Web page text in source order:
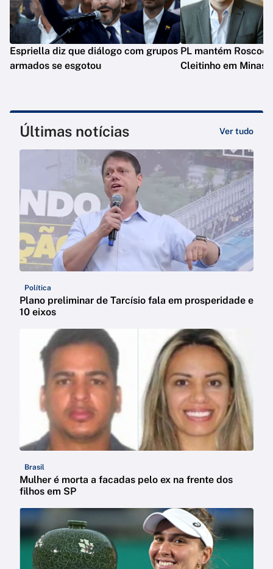
Espriella diz que diálogo com grupos
armados se esgotou
PL mantém Roscoe
Cleitinho em Minas
Últimas notícias Ver tudo
Política
Plano preliminar de Tarcísio fala em prosperidade e
10 eixos
Brasil
Mulher é morta a facadas pelo ex na frente dos
filhos em SP